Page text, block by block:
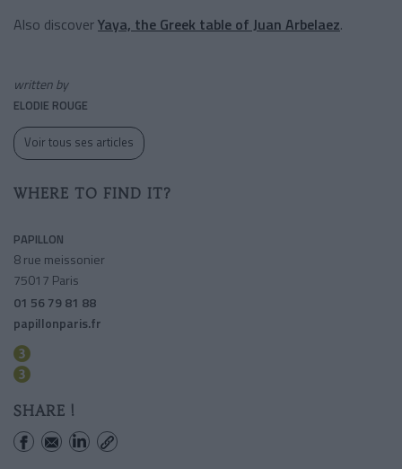
Also discoverYaya, the Greek table of Juan Arbelaez.
written by
ELODIE ROUGE
Voir tous ses articles
WHERE TO FIND IT?
PAPILLON
8 rue meissonier
75017 Paris
01 56 79 81 88
papillonparis.fr
SHARE !